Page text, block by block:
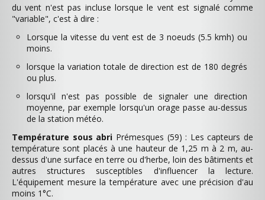
du vent n'est pas incluse lorsque le vent est signalé comme
"variable", c'est à dire :
Lorsque la vitesse du vent est de 3 noeuds (5.5 kmh) ou
moins.
lorsque la variation totale de direction est de 180 degrés
ou plus.
lorsqu'il n'est pas possible de signaler une direction
moyenne, par exemple lorsqu'un orage passe au-dessus
de la station météo.
Température sous abri Prémesques (59) : Les capteurs de
température sont placés à une hauteur de 1,25 m à 2 m, au-
dessus d'une surface en terre ou d'herbe, loin des bâtiments et
autres structures susceptibles d'influencer la lecture.
L'équipement mesure la température avec une précision d'au
moins 1°C.